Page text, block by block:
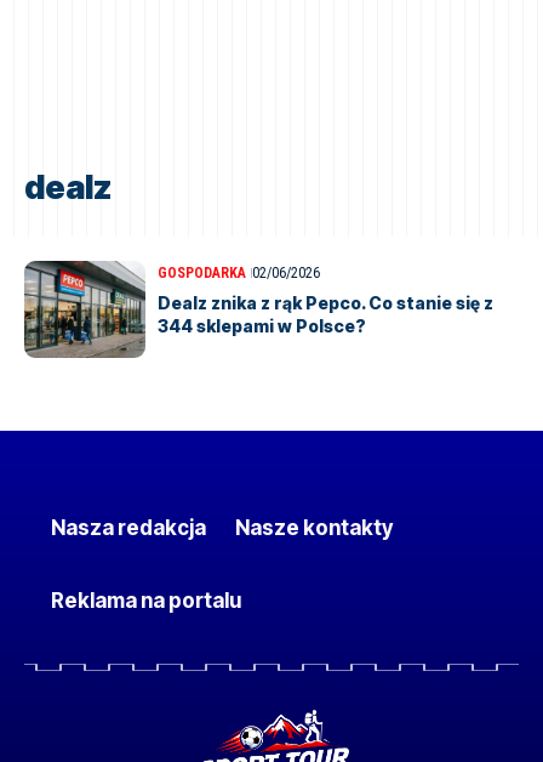
dealz
GOSPODARKA 02/06/2026
Dealz znika z rąk Pepco. Co stanie się z
344 sklepami w Polsce?
Nasza redakcja Nasze kontakty
Reklama na portalu